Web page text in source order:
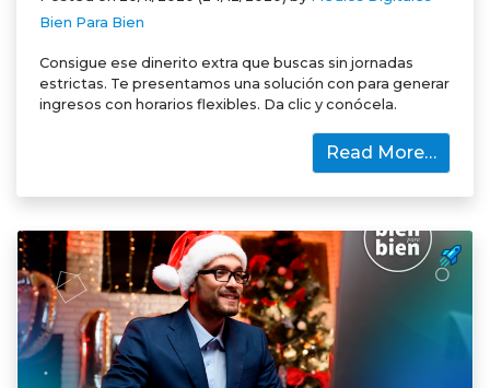
Bien Para Bien
Consigue ese dinerito extra que buscas sin jornadas
estrictas. Te presentamos una solución con para generar
ingresos con horarios flexibles. Da clic y conócela.
Read More…